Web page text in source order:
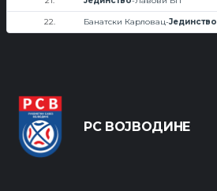
22. Банатски Карловац-Јединство
РС ВОЈВОДИНЕ